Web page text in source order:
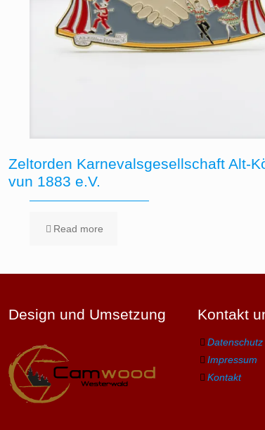
Zeltorden Karnevalsgesellschaft Alt-
vun 1883 e.V.
Read more
Design und Umsetzung Kontakt
Datenschutz
Impressum
Kontakt